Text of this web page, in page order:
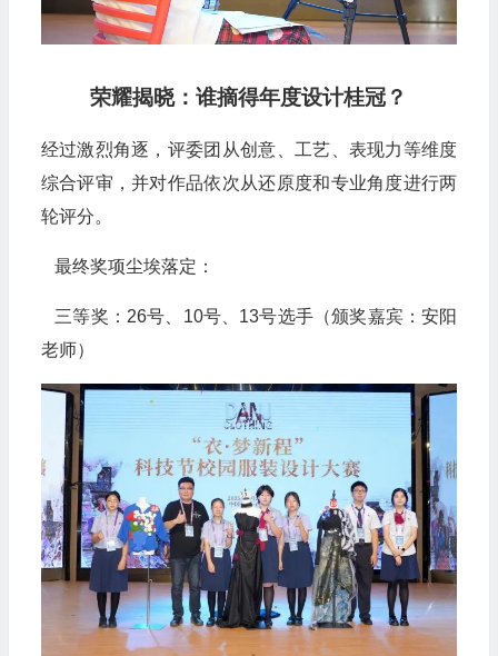
荣耀揭晓：谁摘得年度设计桂冠？
经过激烈角逐，评委团从创意、工艺、表现力等维度
综合评审，并对作品依次从还原度和专业角度进行两
轮评分。
最终奖项尘埃落定：
三等奖：26号、10号、13号选手（颁奖嘉宾：安阳
老师）